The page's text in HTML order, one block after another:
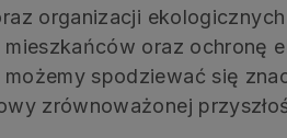
organizacji
oraz ochronę
spodziewać się
zrównoważonej